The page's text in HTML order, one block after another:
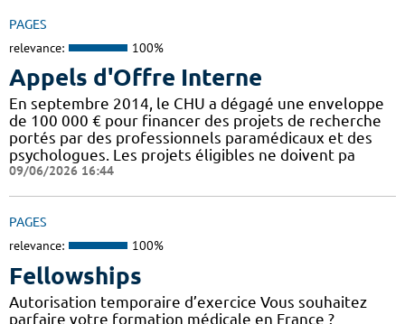
PAGES
relevance: 100%
Appels d'Offre Interne
En septembre 2014, le CHU a dégagé une enveloppe
de 100 000 € pour financer des projets de recherche
portés par des professionnels paramédicaux et des
psychologues. Les projets éligibles ne doivent pa
09/06/2026 16:44
PAGES
relevance: 100%
Fellowships
Autorisation temporaire d’exercice Vous souhaitez
parfaire votre formation médicale en France ?